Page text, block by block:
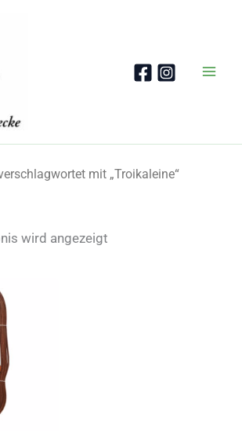
mit „Troikaleine“
wird angezeigt